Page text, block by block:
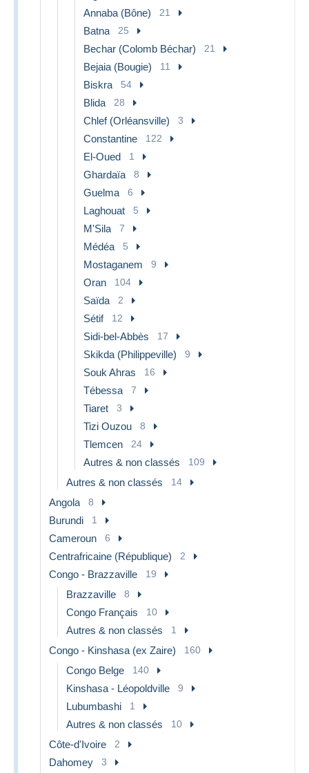
Annaba (Bône) 21
Batna 25
Bechar (Colomb Béchar) 21
Bejaia (Bougie) 11
Biskra 54
Blida 28
Chlef (Orléansville) 3
Constantine 122
El-Oued 1
Ghardaïa 8
Guelma 6
Laghouat 5
M'Sila 7
Médéa 5
Mostaganem 9
Oran 104
Saïda 2
Sétif 12
Sidi-bel-Abbès 17
Skikda (Philippeville) 9
Souk Ahras 16
Tébessa 7
Tiaret 3
Tizi Ouzou 8
Tlemcen 24
Autres & non classés 109
Autres & non classés 14
Angola 8
Burundi 1
Cameroun 6
Centrafricaine (République) 2
Congo - Brazzaville 19
Brazzaville 8
Congo Français 10
Autres & non classés 1
Congo - Kinshasa (ex Zaire) 160
Congo Belge 140
Kinshasa - Léopoldville 9
Lubumbashi 1
Autres & non classés 10
Côte-d'Ivoire 2
Dahomey 3